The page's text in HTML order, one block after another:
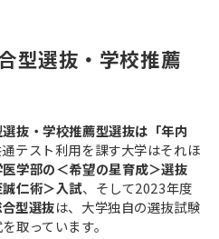
型選抜・学校推薦
抜・学校推薦型選抜は「年内
テスト利用を課す大学はそれほ
学部の＜希望の星育成＞選抜
仁術＞入試、そして2023年度
型選抜は、大学独自の選抜試験
取っています。